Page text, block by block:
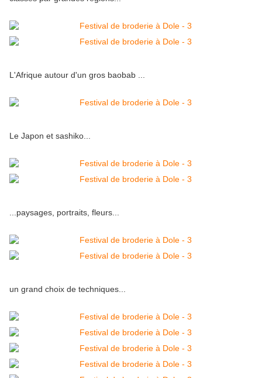
L'Afrique autour d'un gros baobab ...
Le Japon et sashiko...
...paysages, portraits, fleurs...
un grand choix de techniques...